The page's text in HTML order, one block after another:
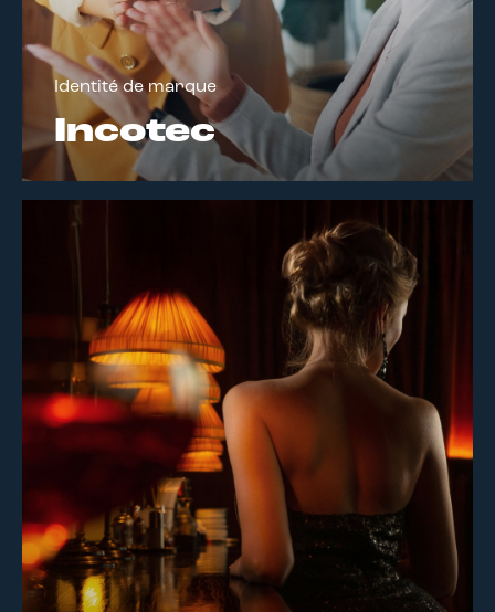
Identité de marque
Incotec